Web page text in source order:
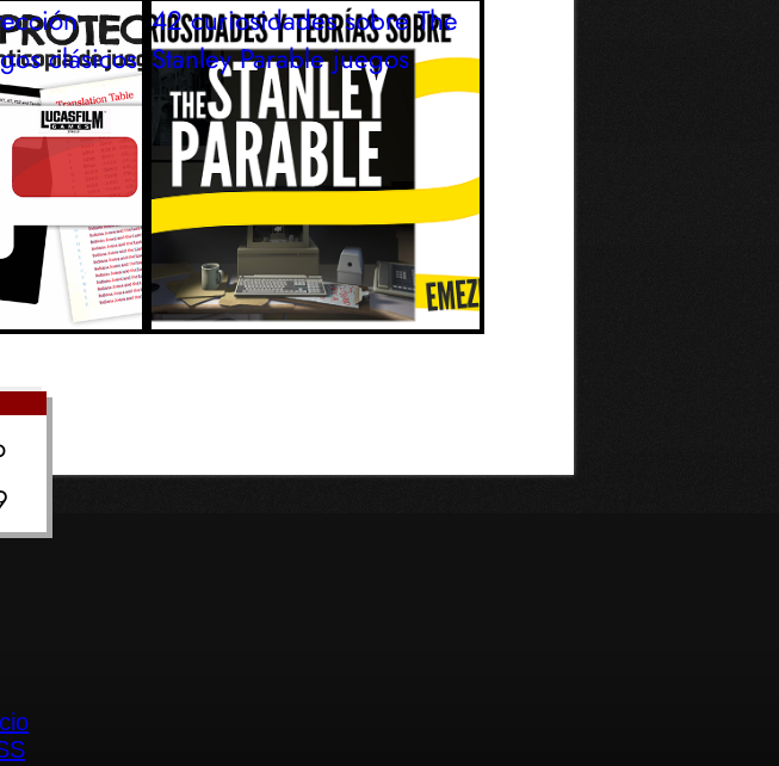
clásicos
42 curiosidades sobre The
Stanley Parable juegos